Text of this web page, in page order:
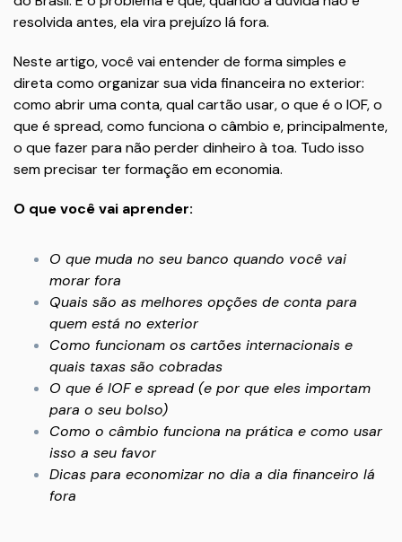
resolvida antes, ela vira prejuízo lá fora.
Neste artigo, você vai entender de forma simples e
direta como organizar sua vida financeira no exterior:
como abrir uma conta, qual cartão usar, o que é o IOF, o
que é spread, como funciona o câmbio e, principalmente,
o que fazer para não perder dinheiro à toa. Tudo isso
sem precisar ter formação em economia.
O que você vai aprender:
O que muda no seu banco quando você vai
morar fora
Quais são as melhores opções de conta para
quem está no exterior
Como funcionam os cartões internacionais e
quais taxas são cobradas
O que é IOF e spread (e por que eles importam
para o seu bolso)
Como o câmbio funciona na prática e como usar
isso a seu favor
Dicas para economizar no dia a dia financeiro lá
fora